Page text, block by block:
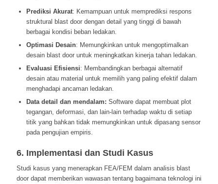
Prediksi Akurat: Kemampuan untuk memprediksi respons
struktural blast door dengan detail yang tinggi di bawah
berbagai kondisi beban ledakan.
Optimasi Desain: Memungkinkan untuk mengoptimalkan
desain blast door untuk meningkatkan kinerja tahan ledakan.
Evaluasi Efisiensi: Membandingkan berbagai alternatif
desain atau material untuk memilih yang paling efektif dalam
menghadapi ancaman ledakan.
Data detail dan mendalam: Software dapat membuat plot
tegangan, deformasi, dan lain-lain terhadap waktu di setiap
titik yang bahkan tidak memungkinkan untuk dipasang sensor
pada pengujian empiris.
6. Implementasi dan Studi Kasus
Studi kasus yang menerapkan FEA/FEM dalam analisis blast
door dapat memberikan wawasan tentang bagaimana teknologi ini